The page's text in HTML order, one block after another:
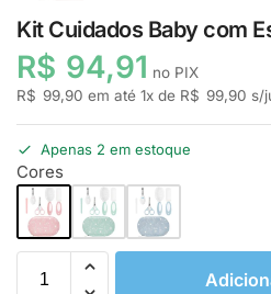
Kit Cuidados Baby com
R$ 94,91 no PIX
R$ 99,90 em até 1x de R$ 99,90 s/
Apenas 2 em estoque
Cores